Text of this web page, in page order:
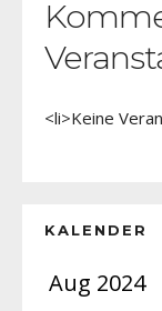
<li>Keine
KALENDER